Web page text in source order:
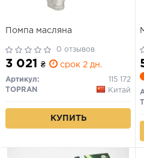
Помпа масляна
0 отзывов
3 021 ₴ срок 2 дн.
Артикул:
115 172
TOPRAN
Китай
КУПИТЬ